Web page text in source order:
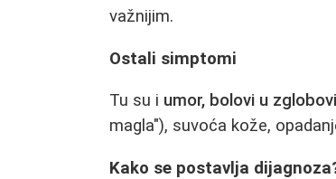
važnijim.
Ostali simptomi
Tu su i umor, bolovi u
magla"), suvoća kože,
Kako se postavlja